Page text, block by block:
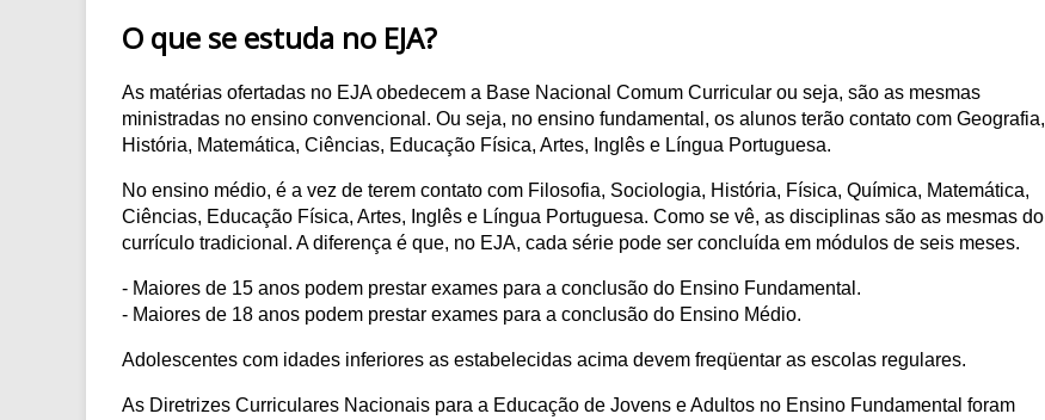
O que se estuda no EJA?
As matérias ofertadas no EJA obedecem a Base Nacional Comum Curricular ou seja, são as mesmas
ministradas no ensino convencional. Ou seja, no ensino fundamental, os alunos terão contato com Geografia,
História, Matemática, Ciências, Educação Física, Artes, Inglês e Língua Portuguesa.
No ensino médio, é a vez de terem contato com Filosofia, Sociologia, História, Física, Química, Matemática,
Ciências, Educação Física, Artes, Inglês e Língua Portuguesa. Como se vê, as disciplinas são as mesmas do
currículo tradicional. A diferença é que, no EJA, cada série pode ser concluída em módulos de seis meses.
- Maiores de 15 anos podem prestar exames para a conclusão do Ensino Fundamental.
- Maiores de 18 anos podem prestar exames para a conclusão do Ensino Médio.
Adolescentes com idades inferiores as estabelecidas acima devem freqüentar as escolas regulares.
As Diretrizes Curriculares Nacionais para a Educação de Jovens e Adultos no Ensino Fundamental foram